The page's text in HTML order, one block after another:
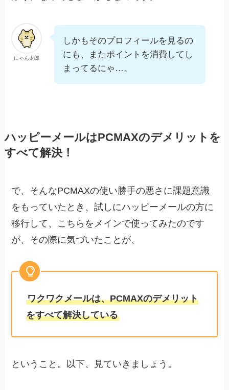
にゃん太郎
しかもそのプロフィールを見るの
にも、またポイントを消費してし
まってるにゃ…。
ハッピーメールはPCMAXのデメリットを
すべて解決！
で、そんなPCMAXの使い勝手の悪さに課題意識
をもっていたとき、試しにハッピーメールの方に
移行して、こちらをメインで使ってみたのです
が、その際に気づいたことが、
ワクワクメールは、PCMAXのデメリット
をすべて解決している
ということ。以下、見ていきましょう。